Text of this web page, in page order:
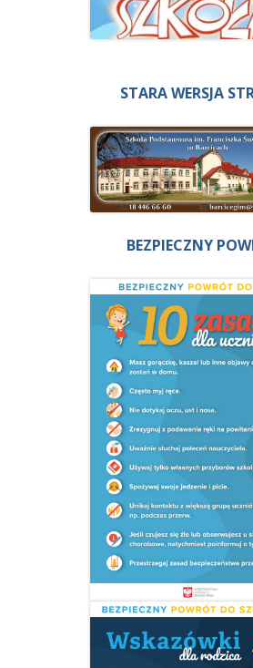
STARA WERSJA
BEZPIECZNY